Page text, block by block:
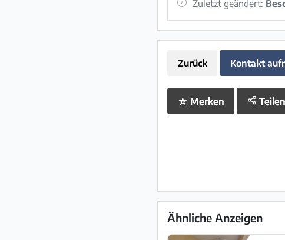
Zuletzt geändert:
Zurück Kontakt
☆ Merken Teilen
Ähnliche Anzeigen